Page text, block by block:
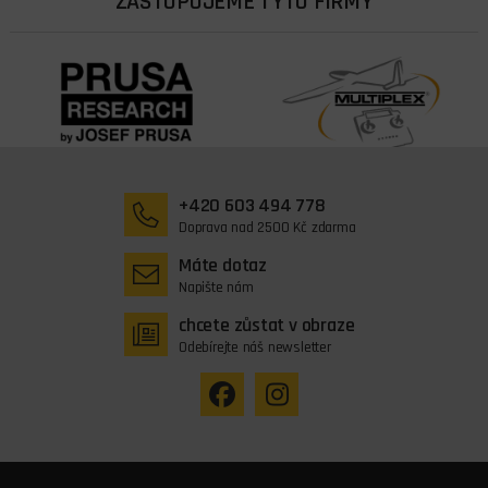
+420 603 494 778
Doprava nad 2500 Kč zdarma
Máte dotaz
Napište nám
chcete zůstat v obraze
Odebírejte náš newsletter